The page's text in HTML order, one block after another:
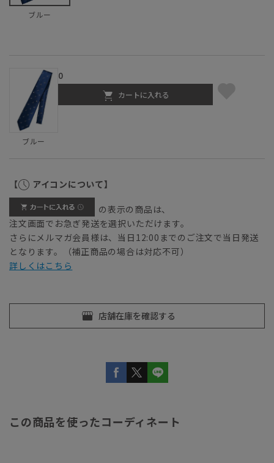
ブルー
ブルー
0
カートに入れる
【 アイコンについて】
の表示の商品は、
注文画面でお急ぎ発送を選択いただけます。
さらにメルマガ会員様は、当日12:00までのご注文で当日発送
となります。（補正商品の場合は対応不可）
詳しくはこちら
この商品を使ったコーディネート